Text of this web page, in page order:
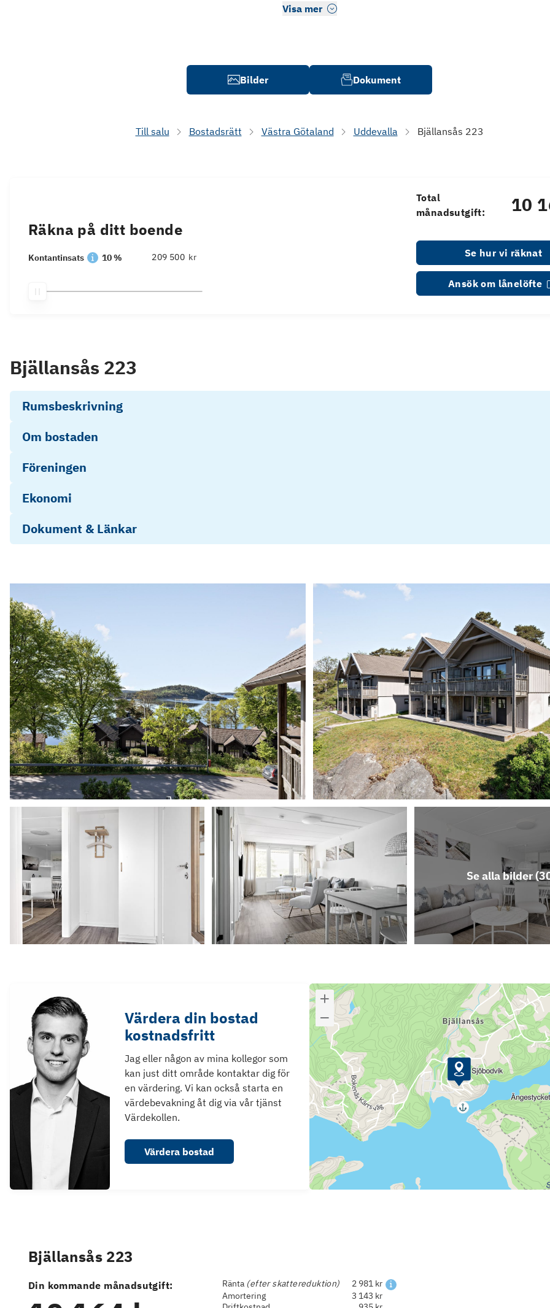
Visa mer
Bilder Dokument
Till salu Bostadsrätt Västra Götaland Uddevalla Bjällansås 223
Räkna på ditt boende
Kontantinsats 10 % kr
Total
månadsutgift:
10
Se hur vi räknat
Ansök om lånelöfte
Bjällansås 223
Rumsbeskrivning
Om bostaden
Föreningen
Ekonomi
Dokument & Länkar
Se alla bilder (
Värdera din bostad
kostnadsfritt
Jag eller någon av mina kollegor som
kan just ditt område kontaktar dig för
en värdering. Vi kan också starta en
värdebevakning åt dig via vår tjänst
Värdekollen.
Värdera bostad
Bjällansås 223
Din kommande månadsutgift: Ränta (efter skattereduktion)
2 981 kr
Amortering
3 143 kr